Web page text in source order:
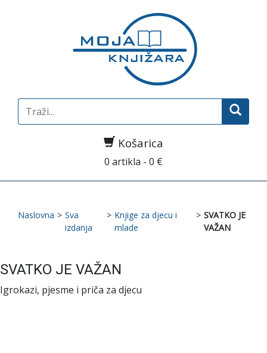
Search
for:
Košarica
0 artikla - 0 €
Naslovna > Sva
izdanja
> Knjige za djecu i
mlade
> SVATKO JE
VAŽAN
SVATKO JE VAŽAN
Igrokazi, pjesme i priča za djecu